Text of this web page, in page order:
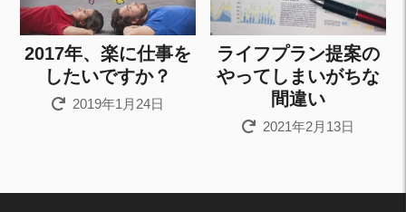
2017年、楽に仕事を
したいですか？
2019年1月24日
ライフプラン提案の
やってしまいがちな
間違い
2021年2月13日